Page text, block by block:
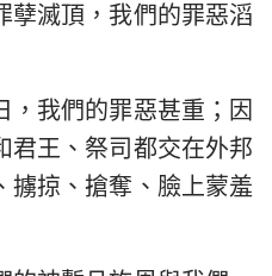
孽滅頂，我們的罪惡滔
，我們的罪惡甚重；因
君王、祭司都交在外邦
擄掠、搶奪、臉上蒙羞